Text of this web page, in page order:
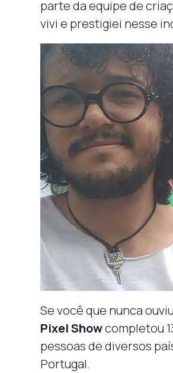
parte da equipe de
vivi e prestigiei nesse
Se você que nunca
Pixel Showcompletou
pessoas de diversos
Portugal.